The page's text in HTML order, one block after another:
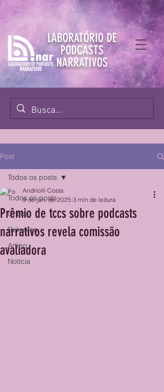
LABORATÓRIO DE
PODCASTS
NARRATIVOS
Post
Todos os posts
Crítica
Releases
Artigo
Notícia
Todos os posts
Prêmio de tccs sobre podcasts
narrativos revela comissão
avaliadora
Andriolli Costa
9 de jun. de 2025 3 min de leitura